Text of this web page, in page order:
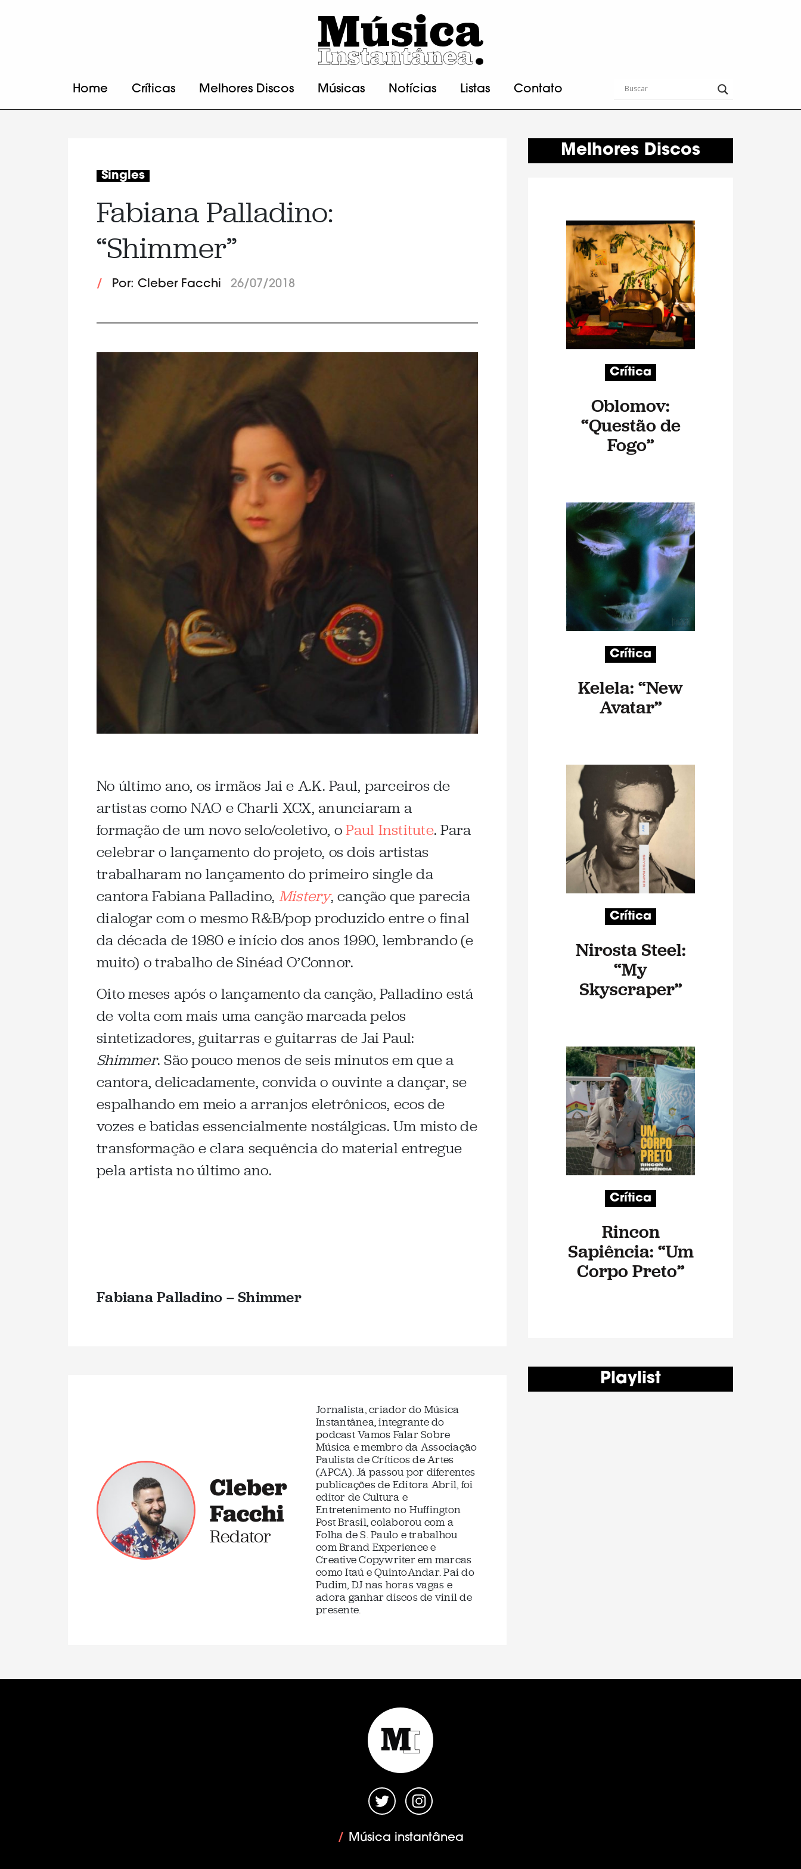
Home Críticas Melhores Discos Músicas Notícias Listas Contato
Singles
Fabiana Palladino:
“Shimmer”
/ Por: Cleber Facchi 26/07/2018
No último ano, os irmãos Jai e A.K. Paul, parceiros de
artistas como NAO e Charli XCX, anunciaram a
formação de um novo selo/coletivo, oPaul Institute. Para
celebrar o lançamento do projeto, os dois artistas
trabalharam no lançamento do primeiro single da
cantora Fabiana Palladino, Mistery, canção que parecia
dialogar com o mesmo R&B/pop produzido entre o final
da década de 1980 e início dos anos 1990, lembrando (e
muito) o trabalho de Sinéad O’Connor.
Oito meses após o lançamento da canção, Palladino está
de volta com mais uma canção marcada pelos
sintetizadores, guitarras e guitarras de Jai Paul:
Shimmer. São pouco menos de seis minutos em que a
cantora, delicadamente, convida o ouvinte a dançar, se
espalhando em meio a arranjos eletrônicos, ecos de
vozes e batidas essencialmente nostálgicas. Um misto de
transformação e clara sequência do material entregue
pela artista no último ano.
Fabiana Palladino – Shimmer
Cleber
Facchi
Redator
Jornalista, criador do Música
Instantânea, integrante do
podcast Vamos Falar Sobre
Música e membro da Associação
Paulista de Críticos de Artes
(APCA). Já passou por diferentes
publicações de Editora Abril, foi
editor de Cultura e
Entretenimento no Huffington
Post Brasil, colaborou com a
Folha de S. Paulo e trabalhou
com Brand Experience e
Creative Copywriter em marcas
como Itaú e QuintoAndar. Pai do
Pudim, DJ nas horas vagas e
adora ganhar discos de vinil de
presente.
Melhores Discos
Crítica
Oblomov:
“Questão de
Fogo”
Crítica
Kelela: “New
Avatar”
Crítica
Nirosta Steel:
“My
Skyscraper”
Crítica
Rincon
Sapiência: “Um
Corpo Preto”
Playlist
/ Música instantânea